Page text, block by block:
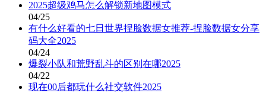
2025超级鸡马怎么解锁新地图模式
04/25
有什么好看的七日世界捏脸数据女推荐-捏脸数据女分享
码大全2025
04/24
爆裂小队和荒野乱斗的区别在哪2025
04/22
现在00后都玩什么社交软件2025